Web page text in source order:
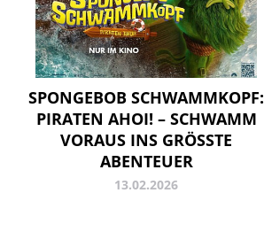
SPONGEBOB SCHWAMMKOPF:
PIRATEN AHOI! – SCHWAMM
VORAUS INS GRÖSSTE A
BENTEUER
13.02.2026